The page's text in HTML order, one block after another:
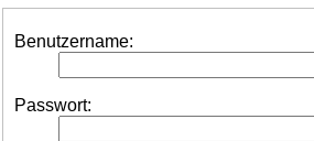
Benutzername:
Passwort: